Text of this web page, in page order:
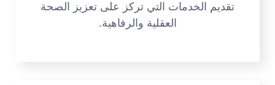
تقديم الخدمات التي تركز على تعزيز الصحة
العقلية والرفاهية.